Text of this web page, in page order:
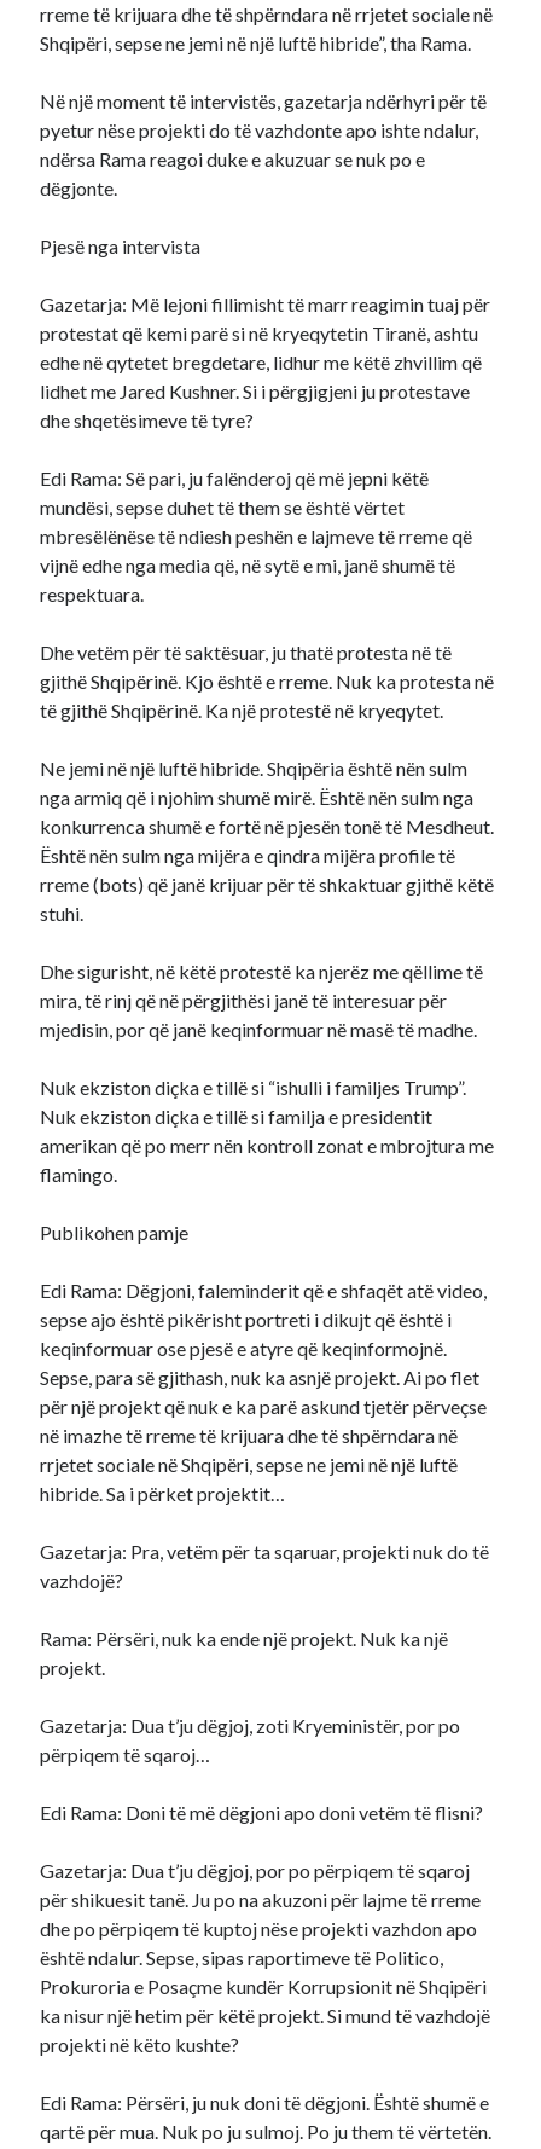
rreme të krijuara dhe të shpërndara në rrjetet sociale në
Shqipëri, sepse ne jemi në një luftë hibride”, tha Rama.
Në një moment të intervistës, gazetarja ndërhyri për të
pyetur nëse projekti do të vazhdonte apo ishte ndalur,
ndërsa Rama reagoi duke e akuzuar se nuk po e
dëgjonte.
Pjesë nga intervista
Gazetarja: Më lejoni fillimisht të marr reagimin tuaj për
protestat që kemi parë si në kryeqytetin Tiranë, ashtu
edhe në qytetet bregdetare, lidhur me këtë zhvillim që
lidhet me Jared Kushner. Si i përgjigjeni ju protestave
dhe shqetësimeve të tyre?
Edi Rama: Së pari, ju falënderoj që më jepni këtë
mundësi, sepse duhet të them se është vërtet
mbresëlënëse të ndiesh peshën e lajmeve të rreme që
vijnë edhe nga media që, në sytë e mi, janë shumë të
respektuara.
Dhe vetëm për të saktësuar, ju thatë protesta në të
gjithë Shqipërinë. Kjo është e rreme. Nuk ka protesta në
të gjithë Shqipërinë. Ka një protestë në kryeqytet.
Ne jemi në një luftë hibride. Shqipëria është nën sulm
nga armiq që i njohim shumë mirë. Është nën sulm nga
konkurrenca shumë e fortë në pjesën tonë të Mesdheut.
Është nën sulm nga mijëra e qindra mijëra profile të
rreme (bots) që janë krijuar për të shkaktuar gjithë këtë
stuhi.
Dhe sigurisht, në këtë protestë ka njerëz me qëllime të
mira, të rinj që në përgjithësi janë të interesuar për
mjedisin, por që janë keqinformuar në masë të madhe.
Nuk ekziston diçka e tillë si “ishulli i familjes Trump”.
Nuk ekziston diçka e tillë si familja e presidentit
amerikan që po merr nën kontroll zonat e mbrojtura me
flamingo.
Publikohen pamje
Edi Rama: Dëgjoni, faleminderit që e shfaqët atë video,
sepse ajo është pikërisht portreti i dikujt që është i
keqinformuar ose pjesë e atyre që keqinformojnë.
Sepse, para së gjithash, nuk ka asnjë projekt. Ai po flet
për një projekt që nuk e ka parë askund tjetër përveçse
në imazhe të rreme të krijuara dhe të shpërndara në
rrjetet sociale në Shqipëri, sepse ne jemi në një luftë
hibride. Sa i përket projektit…
Gazetarja: Pra, vetëm për ta sqaruar, projekti nuk do të
vazhdojë?
Rama: Përsëri, nuk ka ende një projekt. Nuk ka një
projekt.
Gazetarja: Dua t’ju dëgjoj, zoti Kryeministër, por po
përpiqem të sqaroj…
Edi Rama: Doni të më dëgjoni apo doni vetëm të flisni?
Gazetarja: Dua t’ju dëgjoj, por po përpiqem të sqaroj
për shikuesit tanë. Ju po na akuzoni për lajme të rreme
dhe po përpiqem të kuptoj nëse projekti vazhdon apo
është ndalur. Sepse, sipas raportimeve të Politico,
Prokuroria e Posaçme kundër Korrupsionit në Shqipëri
ka nisur një hetim për këtë projekt. Si mund të vazhdojë
projekti në këto kushte?
Edi Rama: Përsëri, ju nuk doni të dëgjoni. Është shumë e
qartë për mua. Nuk po ju sulmoj. Po ju them të vërtetën.